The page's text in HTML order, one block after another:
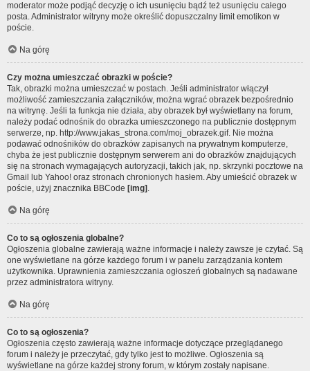
moderator może podjąć decyzję o ich usunięciu bądź też usunięciu całego
posta. Administrator witryny może określić dopuszczalny limit emotikon w
poście.
Na górę
Czy można umieszczać obrazki w poście?
Tak, obrazki można umieszczać w postach. Jeśli administrator włączył
możliwość zamieszczania załączników, można wgrać obrazek bezpośrednio
na witrynę. Jeśli ta funkcja nie działa, aby obrazek był wyświetlany na forum,
należy podać odnośnik do obrazka umieszczonego na publicznie dostępnym
serwerze, np. http://www.jakas_strona.com/moj_obrazek.gif. Nie można
podawać odnośników do obrazków zapisanych na prywatnym komputerze,
chyba że jest publicznie dostępnym serwerem ani do obrazków znajdujących
się na stronach wymagających autoryzacji, takich jak, np. skrzynki pocztowe na
Gmail lub Yahoo! oraz stronach chronionych hasłem. Aby umieścić obrazek w
poście, użyj znacznika BBCode [img] .
Na górę
Co to są ogłoszenia globalne?
Ogłoszenia globalne zawierają ważne informacje i należy zawsze je czytać. Są
one wyświetlane na górze każdego forum i w panelu zarządzania kontem
użytkownika. Uprawnienia zamieszczania ogłoszeń globalnych są nadawane
przez administratora witryny.
Na górę
Co to są ogłoszenia?
Ogłoszenia często zawierają ważne informacje dotyczące przeglądanego
forum i należy je przeczytać, gdy tylko jest to możliwe. Ogłoszenia są
wyświetlane na górze każdej strony forum, w którym zostały napisane.